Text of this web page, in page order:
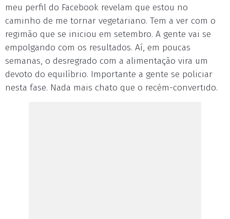
meu perfil do Facebook revelam que estou no
caminho de me tornar vegetariano. Tem a ver com o
regimão que se iniciou em setembro. A gente vai se
empolgando com os resultados. Aí, em poucas
semanas, o desregrado com a alimentação vira um
devoto do equilíbrio. Importante a gente se policiar
nesta fase. Nada mais chato que o recém-convertido.